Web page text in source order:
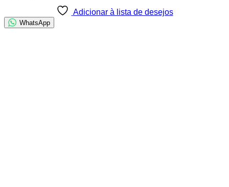
Adicionar à lista de desejos
WhatsApp